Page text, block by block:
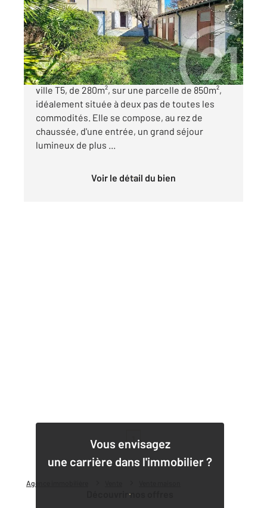
Agence immobilière
Maison à vendre
167 800 €
Venez découvrir cette charmante maison de
ville T5, de 280m², sur une parcelle de 850m²,
idéalement située à deux pas de toutes les
commodités. Elle se compose, au rez de
chaussée, d'une entrée, un grand séjour
lumineux de plus ...
Voir le détail du bien
Vous envisagez
une carrière dans l'immobilier ?
Découvrir nos offres
1